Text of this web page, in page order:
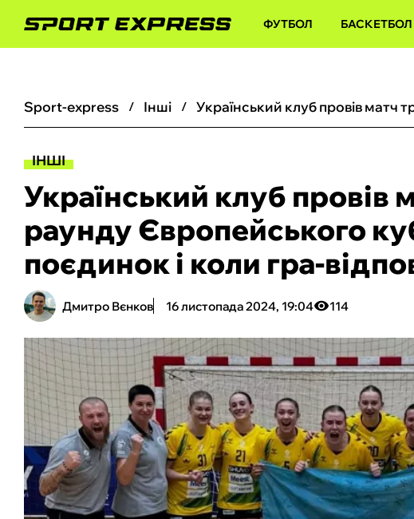
ФУТБОЛ БАСКЕТБОЛ
sport-express інші
ІНШІ
Український клуб провів
раунду Європейського
поєдинок і коли гра-
Дмитро Вєнков 16 листопада 2024, 19:04 114